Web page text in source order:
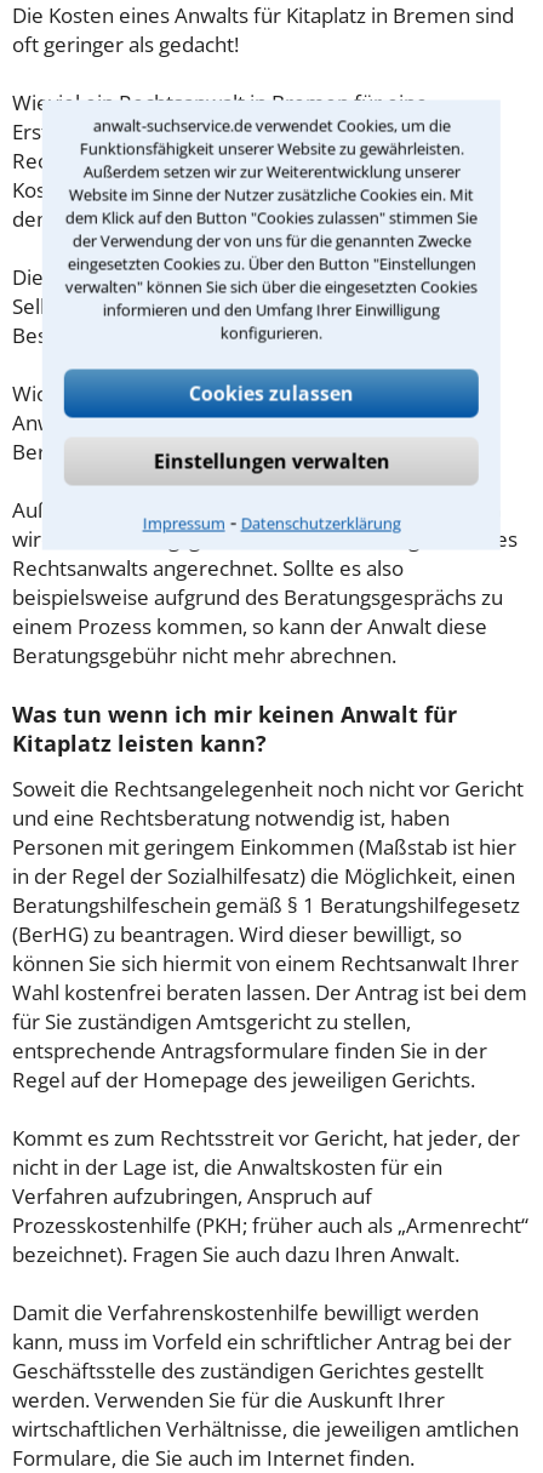
anwalt-suchservice.de verwendet Cookies, um die
Funktionsfähigkeit unserer Website zu gewährleisten.
Außerdem setzen wir zur Weiterentwicklung unserer
Website im Sinne der Nutzer zusätzliche Cookies ein. Mit
dem Klick auf den Button "Cookies zulassen" stimmen Sie
der Verwendung der von uns für die genannten Zwecke
eingesetzten Cookies zu. Über den Button "Einstellungen
verwalten" können Sie sich über die eingesetzten Cookies
informieren und den Umfang Ihrer Einwilligung
konfigurieren.
Cookies zulassen
Einstellungen verwalten
Impressum ⁃ Datenschutzerklärung
Die Kosten eines Anwalts für Kitaplatz in Bremen sind
oft geringer als gedacht!
Wieviel ein Rechtsanwalt in Bremen für eine
Erstberatung verlangen darf, ist in §34 des
Rechtsanwaltsvergütungsgesetz (RVG) geregelt. Die
Kosten für das erste Beratungsgespräch betragen
demnach maximal 190,00 € zzgl. MwSt.
Diese Regelung gilt jedoch nur für Verbraucher. Für
Selbstständige oder Freiberufler gilt diese
Beschränkung nicht.
Wichtig daher: Klären Sie die Kostenfrage mit Ihrem
Anwalt aus Bremen schon zu Beginn der ersten
Beratung.
Außerdem gut zu wissen: Gemäß § 34 Absatz 2 RVG
wird die Beratungsgebühr auf weitere Tätigkeiten des
Rechtsanwalts angerechnet. Sollte es also
beispielsweise aufgrund des Beratungsgesprächs zu
einem Prozess kommen, so kann der Anwalt diese
Beratungsgebühr nicht mehr abrechnen.
Was tun wenn ich mir keinen Anwalt für
Kitaplatz leisten kann?
Soweit die Rechtsangelegenheit noch nicht vor Gericht
und eine Rechtsberatung notwendig ist, haben
Personen mit geringem Einkommen (Maßstab ist hier
in der Regel der Sozialhilfesatz) die Möglichkeit, einen
Beratungshilfeschein gemäß § 1 Beratungshilfegesetz
(BerHG) zu beantragen. Wird dieser bewilligt, so
können Sie sich hiermit von einem Rechtsanwalt Ihrer
Wahl kostenfrei beraten lassen. Der Antrag ist bei dem
für Sie zuständigen Amtsgericht zu stellen,
entsprechende Antragsformulare finden Sie in der
Regel auf der Homepage des jeweiligen Gerichts.
Kommt es zum Rechtsstreit vor Gericht, hat jeder, der
nicht in der Lage ist, die Anwaltskosten für ein
Verfahren aufzubringen, Anspruch auf
Prozesskostenhilfe (PKH; früher auch als „Armenrecht“
bezeichnet). Fragen Sie auch dazu Ihren Anwalt.
Damit die Verfahrenskostenhilfe bewilligt werden
kann, muss im Vorfeld ein schriftlicher Antrag bei der
Geschäftsstelle des zuständigen Gerichtes gestellt
werden. Verwenden Sie für die Auskunft Ihrer
wirtschaftlichen Verhältnisse, die jeweiligen amtlichen
Formulare, die Sie auch im Internet finden.